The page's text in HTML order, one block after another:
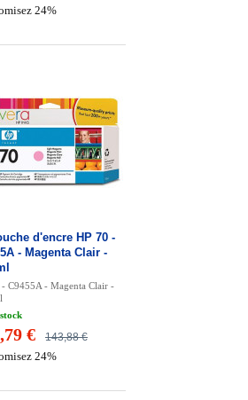
24%
d'encre HP 70 -
- Magenta Clair -
- C9455A - Magenta Clair -
143,88 €
€
24%